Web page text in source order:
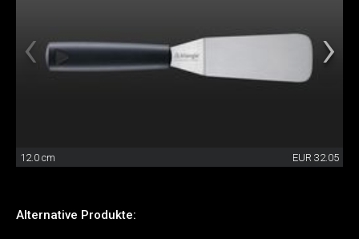
12.0 cm EUR 32.05
Alternative Produkte: